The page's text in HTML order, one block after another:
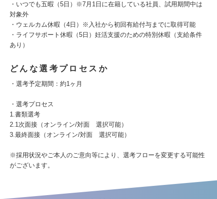
・いつでも五暇（5日）※7月1日に在籍している社員、試用期間中は
対象外
・ウェルカム休暇（4日）※入社から初回有給付与までに取得可能
・ライフサポート休暇（5日）妊活支援のための特別休暇（支給条件
あり）
どんな選考プロセスか
・選考予定期間：約1ヶ月
・選考プロセス
1.書類選考
2.1次面接（オンライン/対面 選択可能）
3.最終面接（オンライン/対面 選択可能）
※採用状況やご本人のご意向等により、選考フローを変更する可能性
がございます。